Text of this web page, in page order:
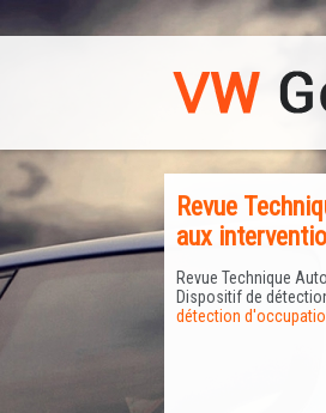
Revue
aux
Revue Technique
Dispositif de
détection